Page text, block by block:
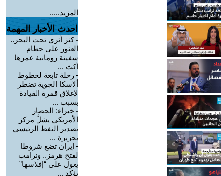
المزيد.....
احدث الأخبار المهمة
-كنز أثري تحت البحر..
العثور على حطام
سفينة رومانية عمرها
أكث ...
- رحلة تابعة لخطوط
ألاسكا الجوية تضطر
لإغلاق قمرة القيادة
بسبب ...
- خبراء: الحصار
الأمريكي يشلَّ مركز
تصدير النفط الرئيسي
بجزيرة ...
- إيران تضع شروطا
لفتح هرمز.. وترامب
يعول على “إفلاسها”
يؤكد ...